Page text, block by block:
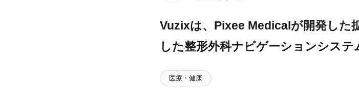
Vuzixは、Pixee Medicalが開発した
した整形外科ナビゲーションシステ
医療・健康